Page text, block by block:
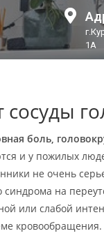
1А
сосуды
боль,
и у пожилых
не очень
синдрома на
или слабой
кровообращения.